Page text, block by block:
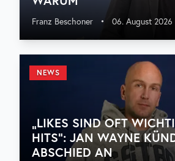
Franz Beschoner • 06. August 2026
NEWS
„LIKES SIND OFT
HITS“: JAN WAYNE
ABSCHIED AN